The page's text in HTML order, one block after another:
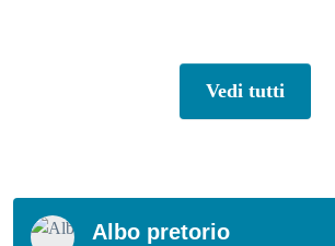
Vedi tutti
Albo pretorio